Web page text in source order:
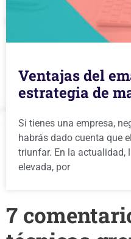
Ventajas del
estrategia de
Si tienes una empresa,
habrás dado cuenta que
triunfar. En la actualidad,
elevada, por
7